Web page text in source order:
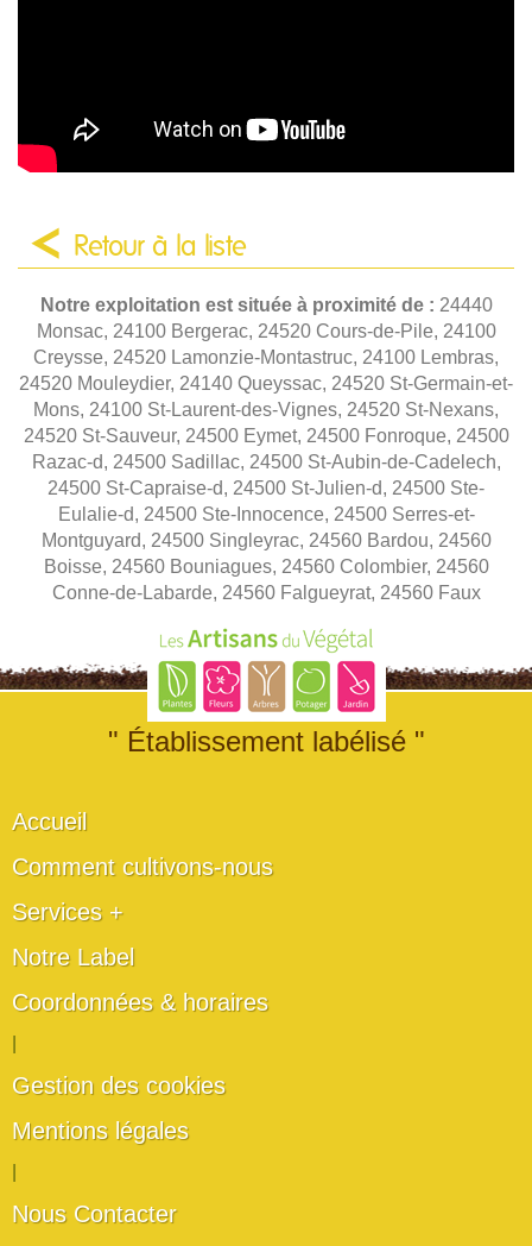
Retour à la liste
Notre exploitation est située à proximité de : 24440
Monsac, 24100 Bergerac, 24520 Cours-de-Pile, 24100
Creysse, 24520 Lamonzie-Montastruc, 24100 Lembras,
24520 Mouleydier, 24140 Queyssac, 24520 St-Germain-et-
Mons, 24100 St-Laurent-des-Vignes, 24520 St-Nexans,
24520 St-Sauveur, 24500 Eymet, 24500 Fonroque, 24500
Razac-d, 24500 Sadillac, 24500 St-Aubin-de-Cadelech,
24500 St-Capraise-d, 24500 St-Julien-d, 24500 Ste-
Eulalie-d, 24500 Ste-Innocence, 24500 Serres-et-
Montguyard, 24500 Singleyrac, 24560 Bardou, 24560
Boisse, 24560 Bouniagues, 24560 Colombier, 24560
Conne-de-Labarde, 24560 Falgueyrat, 24560 Faux
" Établissement labélisé "
Accueil
Comment cultivons-nous
Services +
Notre Label
Coordonnées & horaires
Gestion des cookies
Mentions légales
Nous Contacter